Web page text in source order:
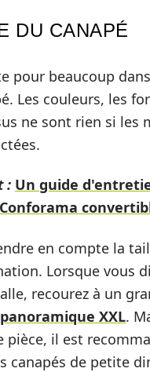
DU CANAPÉ
pour beaucoup
Les couleurs, les
ne sont rien si les
: Un guide
en compte la
Lorsque vous
recourez à un
XXL.
pièce, il est
canapés de petite